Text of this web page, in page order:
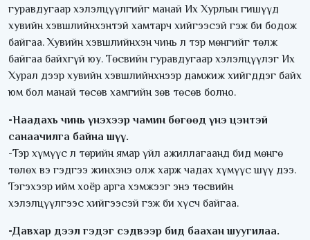
гуравдугаар хэлэлцүүлгийг манай Их Хурлын гишүүд
хувийн хэвшлийнхэнтэй хамтарч хийгээсэй гэж би бодож
байгаа. Хувийн хэвшлийнхэн чинь л тэр мөнгийг төлж
байгаа байхгүй юу. Төсвийн гуравдугаар хэлэлцүүлэг Их
Хурал дээр хувийн хэвшлийнхнээр дамжиж хийгддэг байх
юм бол манай төсөв хамгийн зөв төсөв болно.
-Наадахь чинь үнэхээр чамин бөгөөд үнэ цэнтэй
санаачилга байна шүү.
-Тэр хүмүүс л төрийн ямар үйл ажиллагаанд бид мөнгө
төлөх вэ гэдгээ жинхэнэ олж харж чадах хүмүүс шүү дээ.
Тэгэхээр ийм хоёр арга хэмжээг энэ төсвийн
хэлэлцүүлгээс хийгээсэй гэж би хүсч байгаа.
-Давхар дээл гэдэг сэдвээр бид баахан шуугилаа.